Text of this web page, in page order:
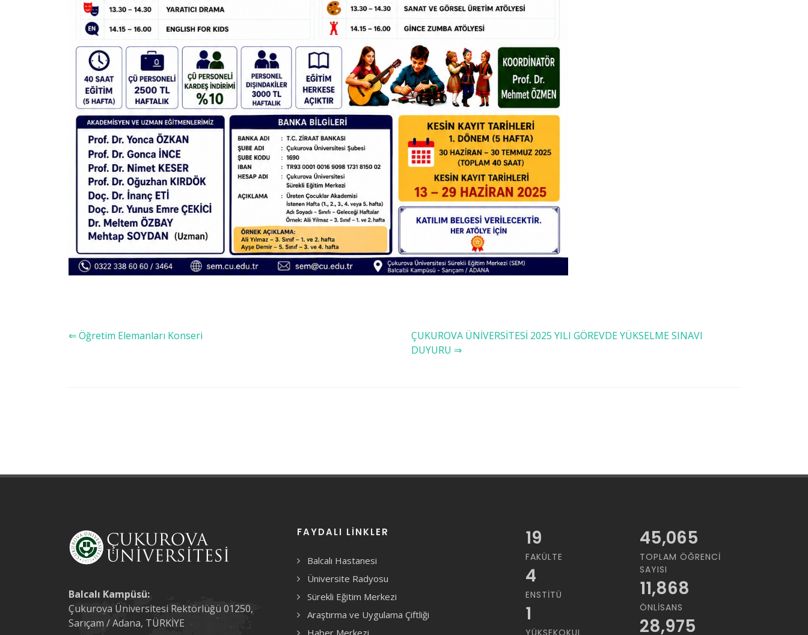
⇐ Öğretim Elemanları Konseri
ÇUKUROVA ÜNİVERSİTESİ 2025 YILI GÖREVDE YÜKSELME SINAVI
DUYURU ⇒
Balcalı Kampüsü:
Çukurova Üniversitesi Rektörlüğü 01250,
Sarıçam / Adana, TÜRKİYE
FAYDALI LINKLER
Balcalı Hastanesi
Üniversite Radyosu
Sürekli Eğitim Merkezi
Araştırma ve Uygulama Çiftliği
Haber Merkezi
19
FAKÜLTE
4
ENSTITÜ
1
YÜKSEKOKUL
45,065
TOPLAM ÖĞRENCI
SAYISI
11,868
ÖNLISANS
28,975